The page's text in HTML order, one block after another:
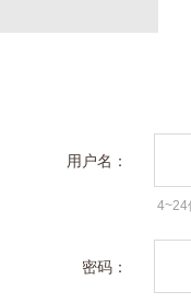
用户名：
4~24
密码：